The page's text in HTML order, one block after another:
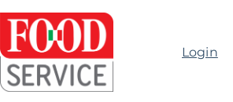
Login